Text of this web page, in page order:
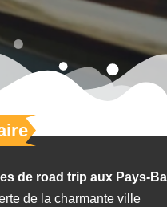
de road trip aux Pays-
de la charmante ville